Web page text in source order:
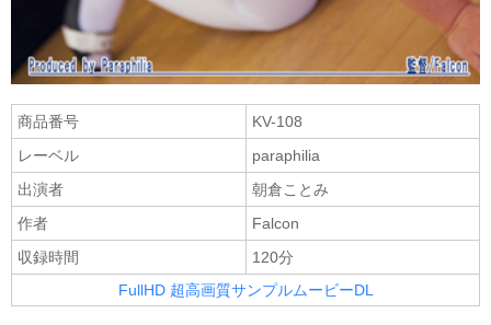
商品番号
KV-108
レーベル
paraphilia
出演者
朝倉ことみ
作者
Falcon
収録時間
120分
FullHD 超高画質サンプルムービーDL